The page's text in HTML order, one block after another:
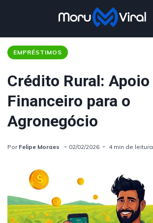
EMPRÉSTIMOS
Crédito Rural: Apoio
Financeiro para o
Agronegócio
Por Felipe Moraes 02/02/2026 4 min de leitura